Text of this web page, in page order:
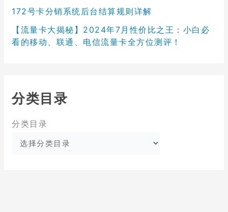
172号卡分销系统后台结算规则详解
【流量卡大揭秘】2024年7月性价比之王：小白必
看的移动、联通、电信流量卡全方位测评！
分类目录
分类目录